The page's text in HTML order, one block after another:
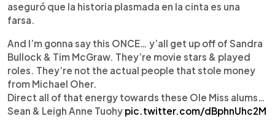
aseguró que la historia plasmada en la cinta es una
farsa.
And I’m gonna say this ONCE… y’all get up off of Sandra
Bullock & Tim McGraw. They’re movie stars & played
roles. They’re not the actual people that stole money
from Michael Oher.
Direct all of that energy towards these Ole Miss alums…
Sean & Leigh Anne Tuohy pic.twitter.com/dBphnUhc2M